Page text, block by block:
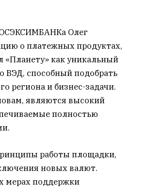
Олег
о платежных продуктах,
«Планету» как уникальный
ВЭД, способный подобрать
региона и бизнес-задачи.
являются высокий
полностью
работы площадки,
новых валют.
мерах поддержки